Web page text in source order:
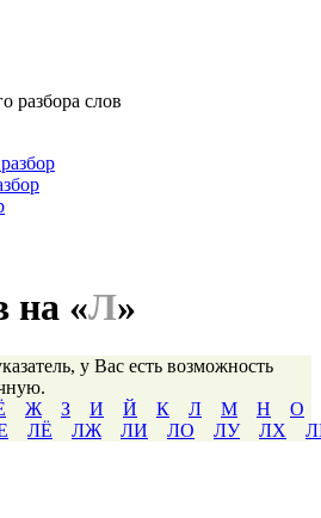
разбора слов
на «Л»
у Вас есть возможность
Ж З И Й К Л М Н
О
ЛЁ ЛЖ ЛИ ЛО ЛУ ЛХ